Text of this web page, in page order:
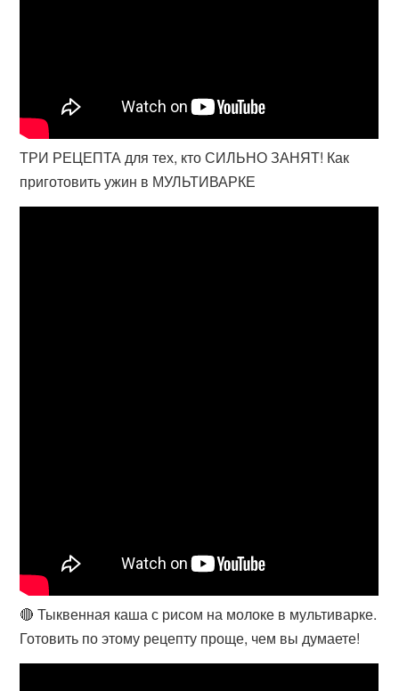
ТРИ РЕЦЕПТА для тех, кто СИЛЬНО ЗАНЯТ! Как
приготовить ужин в МУЛЬТИВАРКЕ
🔴 Тыквенная каша с рисом на молоке в мультиварке.
Готовить по этому рецепту проще, чем вы думаете!